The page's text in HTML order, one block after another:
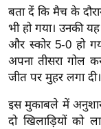
हि
त्य
ज
ग
त
ऑ
टो
बता दें कि मैच के
भी हो गया। उनकी
और स्कोर 5-0 हो
अपना तीसरा गोल
जीत पर मुहर लगा दी।
इस मुकाबले में
दो खिलाड़ियों को